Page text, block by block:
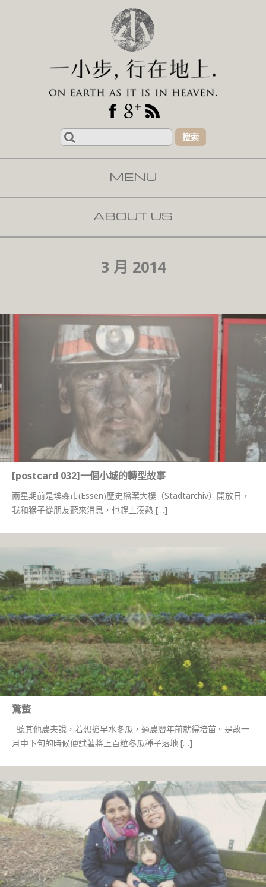
Search
for:
MENU
SKIP TO CONTENT
ABOUT US
3 月 2014
[postcard 032]一個小城的轉型故事
兩星期前是埃森市(Essen)歷史檔案大樓（Stadtarchiv）開放日，
我和猴子從朋友聽來消息，也趕上湊熱 […]
驚螫
聽其他農夫說，若想搶早水冬瓜，過農曆年前就得培苗。是故一
月中下旬的時候便試著將上百粒冬瓜種子落地 […]